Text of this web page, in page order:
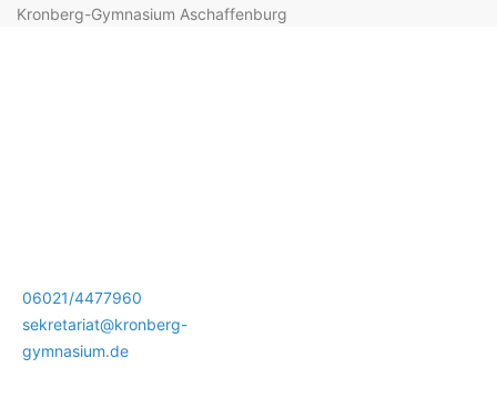
Kronberg-Gymnasium Aschaffenburg
06021/4477960
sekretariat@kronberg-
gymnasium.de